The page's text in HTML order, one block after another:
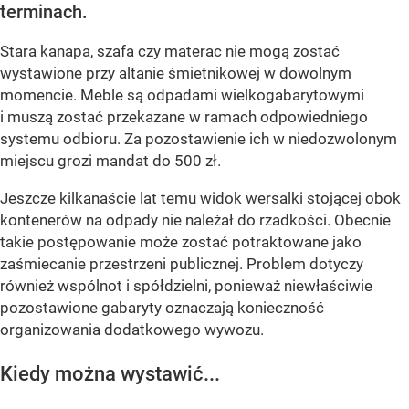
terminach.
Stara kanapa, szafa czy materac nie mogą zostać
wystawione przy altanie śmietnikowej w dowolnym
momencie. Meble są odpadami wielkogabarytowymi
i muszą zostać przekazane w ramach odpowiedniego
systemu odbioru. Za pozostawienie ich w niedozwolonym
miejscu grozi mandat do 500 zł.
Jeszcze kilkanaście lat temu widok wersalki stojącej obok
kontenerów na odpady nie należał do rzadkości. Obecnie
takie postępowanie może zostać potraktowane jako
zaśmiecanie przestrzeni publicznej. Problem dotyczy
również wspólnot i spółdzielni, ponieważ niewłaściwie
pozostawione gabaryty oznaczają konieczność
organizowania dodatkowego wywozu.
Kiedy można wystawić...